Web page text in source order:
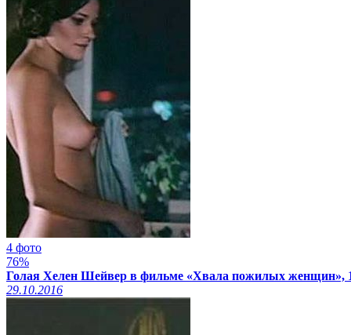
4 фото
76%
Голая Хелен Шейвер в фильме «Хвала пожилых женщин»,
29.10.2016